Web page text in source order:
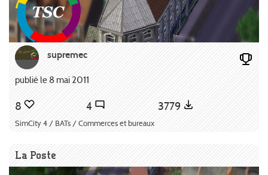
supremec
publié le 8 mai 2011
8 4 3779
SimCity 4 / BATs / Commerces et bureaux
La Poste